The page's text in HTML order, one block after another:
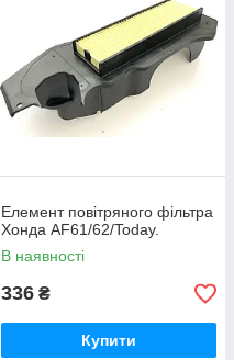
Елемент повітряного фільтра
Хонда AF61/62/Today.
В наявності
336 ₴
Купити